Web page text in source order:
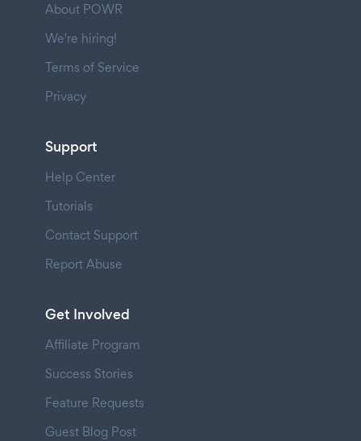
About POWR
We're hiring!
Terms of Service
Privacy
Support
Help Center
Tutorials
Contact Support
Report Abuse
Get Involved
Affiliate Program
Success Stories
Feature Requests
Guest Blog Post